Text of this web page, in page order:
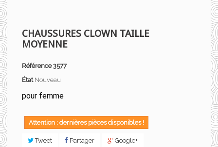
CHAUSSURES CLOWN TAILLE
MOYENNE
Référence 3577
État Nouveau
pour femme
Attention : dernières pièces disponibles !
Tweet Partager Google+